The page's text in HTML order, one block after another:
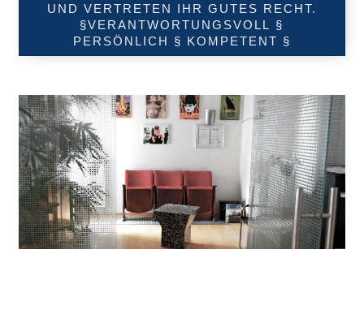
UND VERTRETEN IHR GUTES RECHT.
§VERANTWORTUNGSVOLL §
PERSÖNLICH § KOMPETENT §